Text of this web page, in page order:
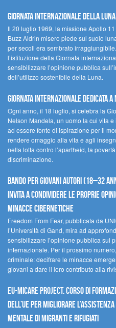
Giornata Internazionale della
Il 20 luglio 1969, la missione Apollo
Buzz Aldrin misero piede sul suolo
per secoli era sembrato
l’istituzione della Giornata
sensibilizzare l’opinione pubblica
dell’utilizzo sostenibile della Luna.
Giornata internazionale dedicata
Ogni anno, il 18 luglio, si celebra la
Nelson Mandela, un uomo la cui vita
ad essere fonte di ispirazione per il
rendere omaggio alla vita e agli
nella lotta contro l’apartheid, la
discriminazione.
Bando per giovani autori (18–32
invita a condividere le proprie
minacce cibernetiche
Freedom From Fear, pubblicata da
l’Università di Gand, mira ad
sensibilizzare l’opinione pubblica sui
internazionale. Per il prossimo
criminale: decifrare le minacce
giovani a dare il loro contributo alla
EU-MiCare Project. Corso di
dell’UE per migliorare
mentale di migranti e rifugiati